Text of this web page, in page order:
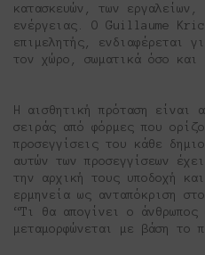
κατασκευών, των
ενέργειας. Ο Guillaume
επιμελητής, ενδιαφέρεται
τον χώρο, σωματικά όσο και
Η αισθητική πρόταση είναι
σειράς από φόρμες που
προσεγγίσεις του κάθε
αυτών των προσεγγίσεων
την αρχική τους υποδοχή
ερμηνεία ως ανταπόκριση
“Τι θα απογίνει ο
μεταμορφώνεται με βάση το